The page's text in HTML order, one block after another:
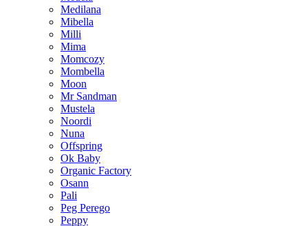
Medilana
Mibella
Milli
Mima
Momcozy
Mombella
Moon
Mr Sandman
Mustela
Noordi
Nuna
Offspring
Ok Baby
Organic Factory
Osann
Pali
Peg Perego
Peppy